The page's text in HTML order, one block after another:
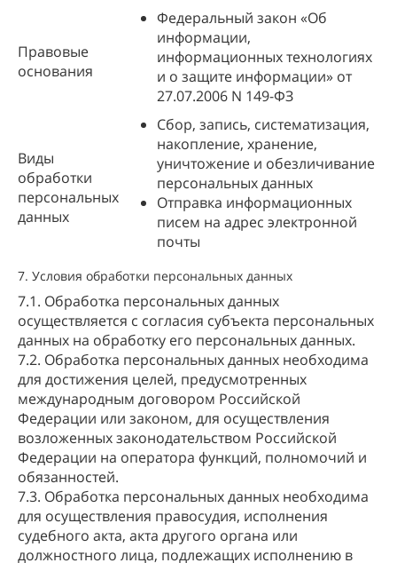
Правовые
основания
Федеральный закон «Об
информации,
информационных технологиях
и о защите информации» от
27.07.2006 N 149-ФЗ
Виды
обработки
персональных
данных
Сбор, запись, систематизация,
накопление, хранение,
уничтожение и обезличивание
персональных данных
Отправка информационных
писем на адрес электронной
почты
7. Условия обработки персональных данных
7.1. Обработка персональных данных
осуществляется с согласия субъекта персональных
данных на обработку его персональных данных.
7.2. Обработка персональных данных необходима
для достижения целей, предусмотренных
международным договором Российской
Федерации или законом, для осуществления
возложенных законодательством Российской
Федерации на оператора функций, полномочий и
обязанностей.
7.3. Обработка персональных данных необходима
для осуществления правосудия, исполнения
судебного акта, акта другого органа или
должностного лица, подлежащих исполнению в